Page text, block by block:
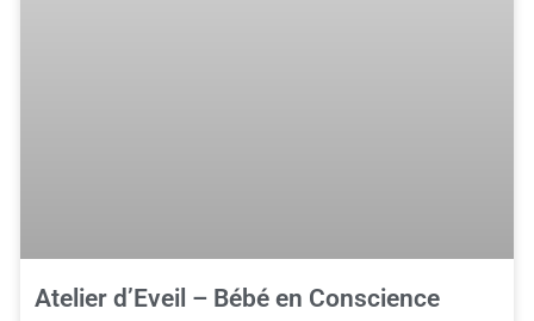
Atelier d’Eveil – Bébé en Conscience